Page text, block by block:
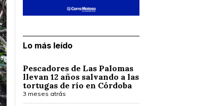
Lo más leído
Pescadores de Las Palomas
llevan 12 años salvando a las
tortugas de río en Córdoba
3 meses atrás